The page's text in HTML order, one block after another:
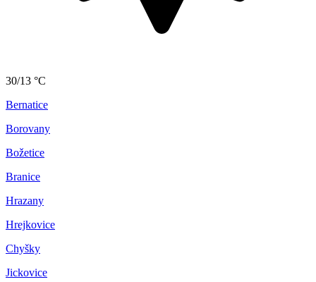
30/13 °C
Bernatice
Borovany
Božetice
Branice
Hrazany
Hrejkovice
Chyšky
Jickovice